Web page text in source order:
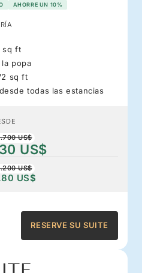
AHORRE UN 10%
sq ft
popa
sq ft
todas las estancias
US$
US$
US$
US$
RESERVE SU SUITE